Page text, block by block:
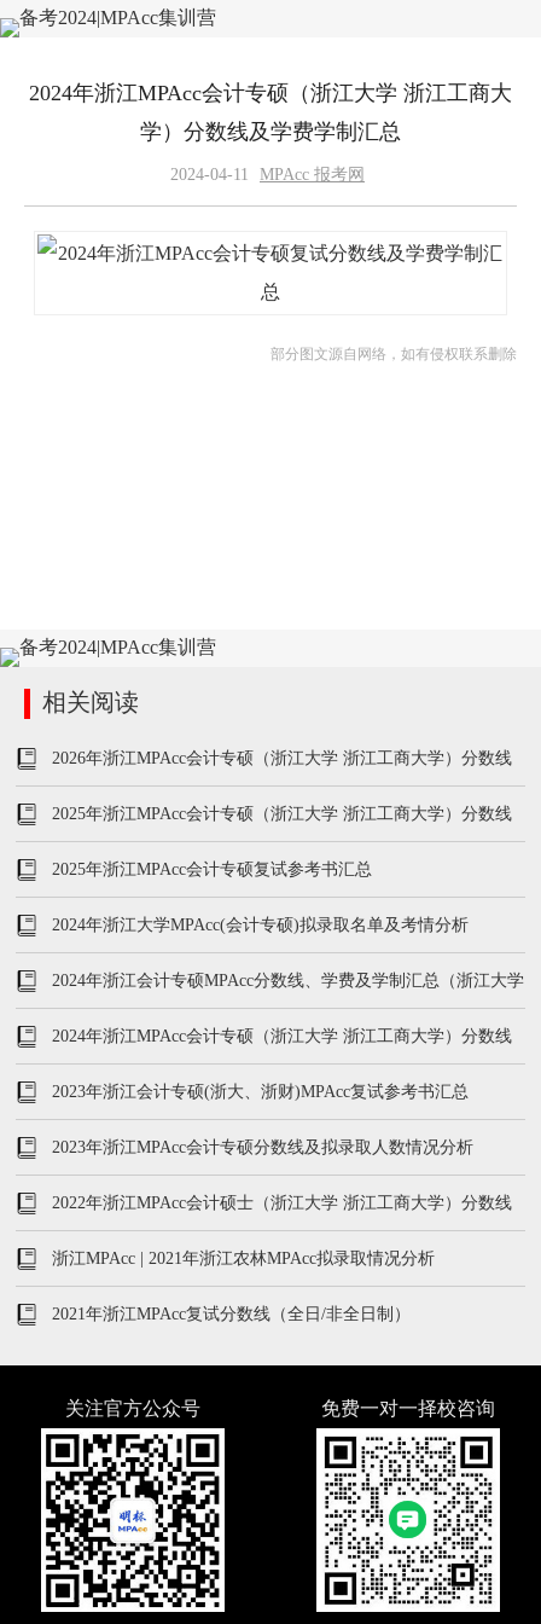
2024年浙江MPAcc会计专硕（浙江大学 浙江工商大
学）分数线及学费学制汇总
2024-04-11 MPAcc 报考网
部分图文源自网络，如有侵权联系删除
相关阅读
2026年浙江MPAcc会计专硕（浙江大学 浙江工商大学）分数线
及学费学制汇总
2025年浙江MPAcc会计专硕（浙江大学 浙江工商大学）分数线
及学费学制汇总
2025年浙江MPAcc会计专硕复试参考书汇总
2024年浙江大学MPAcc(会计专硕)拟录取名单及考情分析
2024年浙江会计专硕MPAcc分数线、学费及学制汇总（浙江大学
浙江财经大学等）
2024年浙江MPAcc会计专硕（浙江大学 浙江工商大学）分数线
及学费学制汇总
2023年浙江会计专硕(浙大、浙财)MPAcc复试参考书汇总
2023年浙江MPAcc会计专硕分数线及拟录取人数情况分析
2022年浙江MPAcc会计硕士（浙江大学 浙江工商大学）分数线
及录取人数
浙江MPAcc | 2021年浙江农林MPAcc拟录取情况分析
2021年浙江MPAcc复试分数线（全日/非全日制）
关注官方公众号 免费一对一择校咨询